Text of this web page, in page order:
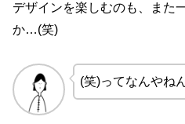
デザインを楽しむのも、また
か…(笑)
(笑)ってなんやね